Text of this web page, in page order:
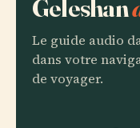
Geleshan
Le guide audio
dans votre
de voyager.